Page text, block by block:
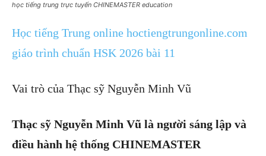
học tiếng trung trực tuyến CHINEMASTER education
Học tiếng Trung online hoctiengtrungonline.com
giáo trình chuẩn HSK 2026 bài 11
Vai trò của Thạc sỹ Nguyễn Minh Vũ
Thạc sỹ Nguyễn Minh Vũ là người sáng lập và
điều hành hệ thống CHINEMASTER